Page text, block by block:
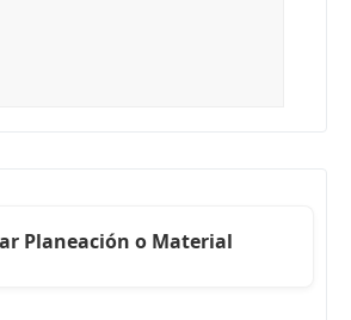
Planeación o Material